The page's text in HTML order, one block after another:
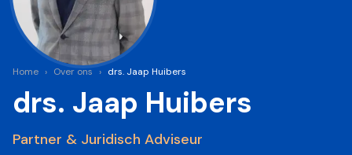
Home › Over ons › drs. Jaap Huibers
drs. Jaap Huibers
Partner & Juridisch Adviseur